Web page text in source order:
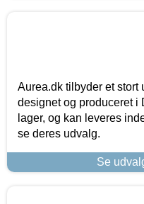
Aurea.dk tilbyder et stort
designet og produceret i
lager, og kan leveres
se deres udvalg.
Se